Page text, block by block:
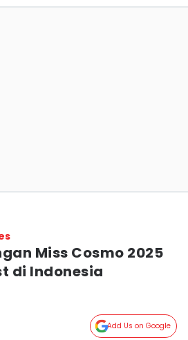
Miss Cosmo 2025
di Indonesia
Add Us on Google